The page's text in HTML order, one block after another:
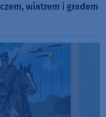
wiatrem i gradem